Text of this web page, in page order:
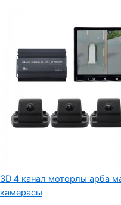
3D 4 канал моторлы арба
камерасы